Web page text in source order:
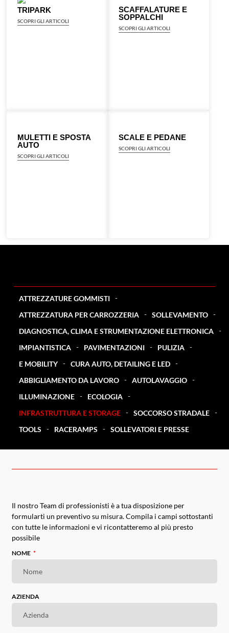
TRIPARK
SCOPRI GLI ARTICOLI
SCAFFALATURE E
SOPPALCHI
SCOPRI GLI ARTICOLI
MULETTI E SPOSTA
AUTO
SCOPRI GLI ARTICOLI
SCALE E PEDANE
SCOPRI GLI ARTICOLI
ATTREZZATURE GOMMISTI
ATTREZZATURA PER CARROZZERIA
SOLLEVAMENTO
DIAGNOSTICA, CLIMA E STRUMENTAZIONE ELETTRONICA
IMPIANTISTICA
PAVIMENTAZIONI
PULIZIA
E MOBILITY
CURA AUTO, DETAILING E LED
ABBIGLIAMENTO DA LAVORO
AUTOLAVAGGIO
ILLUMINAZIONE
ECOLOGIA
INFRASTRUTTURA E STORAGE
SOCCORSO STRADALE
TOOLS
RACERAMPS SOLLEVATORI E PRESSE
Il nostro Team di professionisti è a tua disposizione per
formularti un preventivo su misura. Compila i campi sottostanti
con tutte le informazioni e vi ricontatteremo al più presto
possibile
NOME
AZIENDA